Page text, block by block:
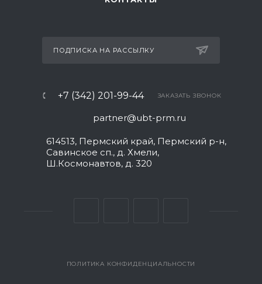
ПОДПИСКА НА РАССЫЛКУ
+7 (342) 201-99-44 ЗАКАЗАТЬ ЗВОНОК
partner@ubt-prm.ru
614513, Пермский край, Пермский р-н,
Савинское сп., д. Хмели,
Ш.Космонавтов, д. 320
ПОЛИТИКА КОНФИДЕНЦИАЛЬНОСТИ